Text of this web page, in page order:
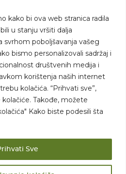
kako bi ova web stranica radila
u stanju vršiti dalja
svrhom poboljšavanja vašeg
bismo personalizovali sadržaj i
društvenih medija i
korištenja naših internet
kolačića. “Prihvati sve”,
Takođe, možete
Kako biste podesili šta
Sve